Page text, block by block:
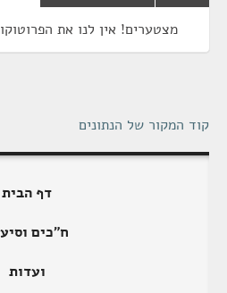
מצטערים! אין לנו את
קוד המקור של הנתונים
דף הבית
ח"כים
ועדות